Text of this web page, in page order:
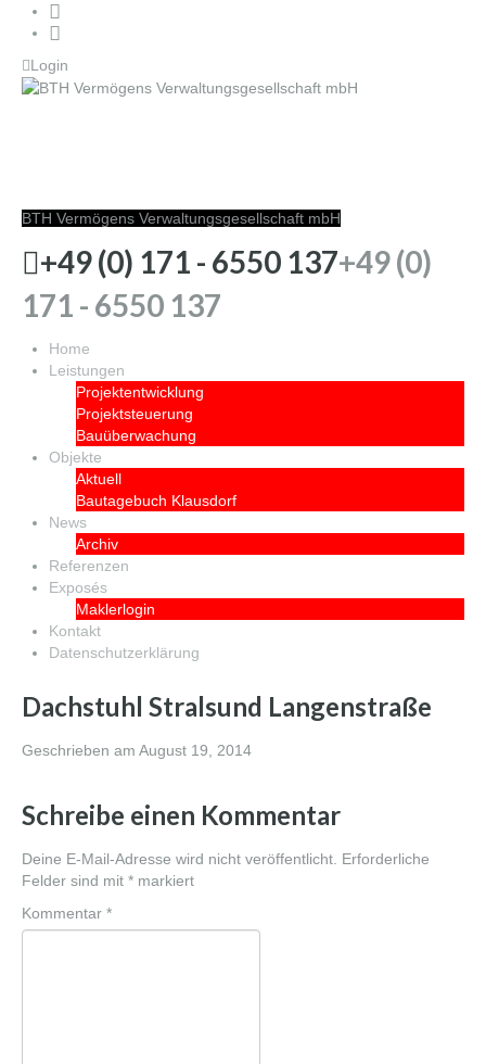
Login
BTH Vermögens Verwaltungsgesellschaft mbH
+49 (0) 171 - 6550 137+49 (0)
171 - 6550 137
Home
Leistungen
Projektentwicklung
Projektsteuerung
Bauüberwachung
Objekte
Aktuell
Bautagebuch Klausdorf
News
Archiv
Referenzen
Exposés
Maklerlogin
Kontakt
Datenschutzerklärung
Dachstuhl Stralsund Langenstraße
Geschrieben am August 19, 2014
Schreibe einen Kommentar
Deine E-Mail-Adresse wird nicht veröffentlicht. Erforderliche
Felder sind mit * markiert
Kommentar *